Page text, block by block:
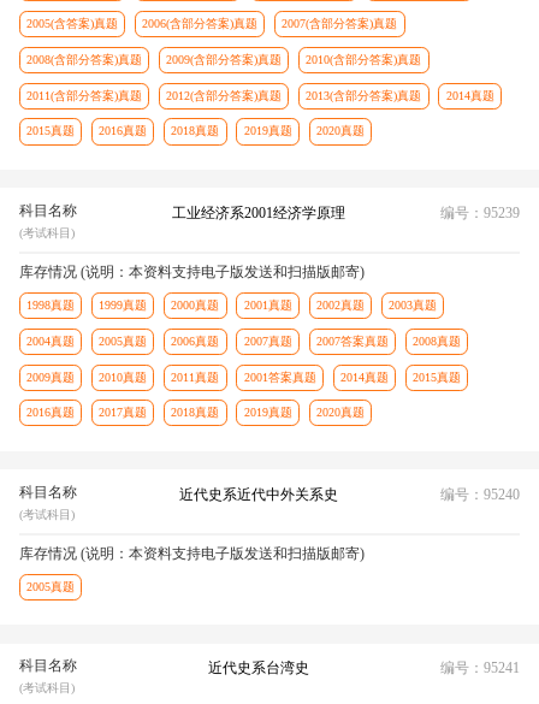
2005(含答案)真题 2006(含部分答案)真题 2007(含部分答案)真题
2008(含部分答案)真题 2009(含部分答案)真题 2010(含部分答案)真题
2011(含部分答案)真题 2012(含部分答案)真题 2013(含部分答案)真题 2014真题
2015真题 2016真题 2018真题 2019真题 2020真题
科目名称
(考试科目)
工业经济系2001经济学原理 编号：95239
库存情况 (说明：本资料支持电子版发送和扫描版邮寄)
1998真题 1999真题 2000真题 2001真题 2002真题 2003真题
2004真题 2005真题 2006真题 2007真题 2007答案真题 2008真题
2009真题 2010真题 2011真题 2001答案真题 2014真题 2015真题
2016真题 2017真题 2018真题 2019真题 2020真题
科目名称
(考试科目)
近代史系近代中外关系史 编号：95240
库存情况 (说明：本资料支持电子版发送和扫描版邮寄)
2005真题
科目名称
(考试科目)
近代史系台湾史 编号：95241